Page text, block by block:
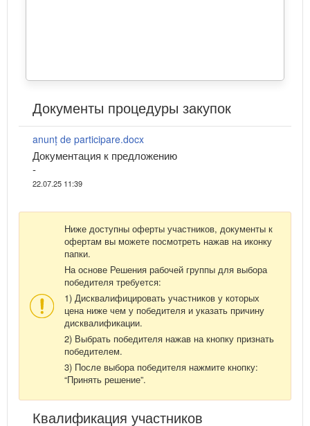
Документы процедуры закупок
anunț de participare.docx
Документация к предложению
-
22.07.25 11:39
Ниже доступны оферты участников, документы к
офертам вы можете посмотреть нажав на иконку
папки.
На основе Решения рабочей группы для выбора
победителя требуется:
1) Дисквалифицировать участников у которых
цена ниже чем у победителя и указать причину
дисквалификации.
2) Выбрать победителя нажав на кнопку признать
победителем.
3) После выбора победителя нажмите кнопку:
“Принять решение”.
Квалификация участников